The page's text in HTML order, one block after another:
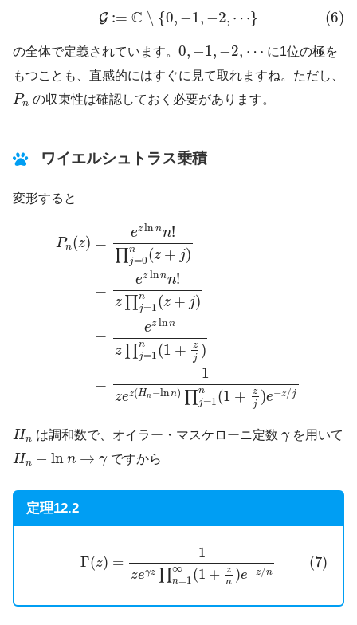
G := C ∖ {0, −1, −2, ⋯} (6)
(6) G:= C∖{ −1 2
の全体で定義されています。 0, −1, −2, ⋯
0 1, ,⋯
に1位の極を
もつことも、直感的にはすぐに見て取れますね。ただし、
Pn
Pn の収束性は確認しておく必要があります。
ワイエルシュトラス乗積
変形すると
Pn(z) =
ezlnnn!
∏n
j=0(z + j)
=
ez lnnn!
z ∏n
j=1(z + j)
=
ezlnn
z ∏n
j=1(1 +
z
j )
=
1
zez(Hn −lnn) ∏n
j=1(1 +
z
j )e−z/j
n!∏ =0
Hn
Hn は調和数で、オイラー・マスケローニ定数 γ
γを用いて
Hn − ln n → γ
Hn lnn ですから
定理12.2
Γ(z) =
1
zeγz ∏∞
n=1(1 +
z
n )e−z/n
(7)
∞